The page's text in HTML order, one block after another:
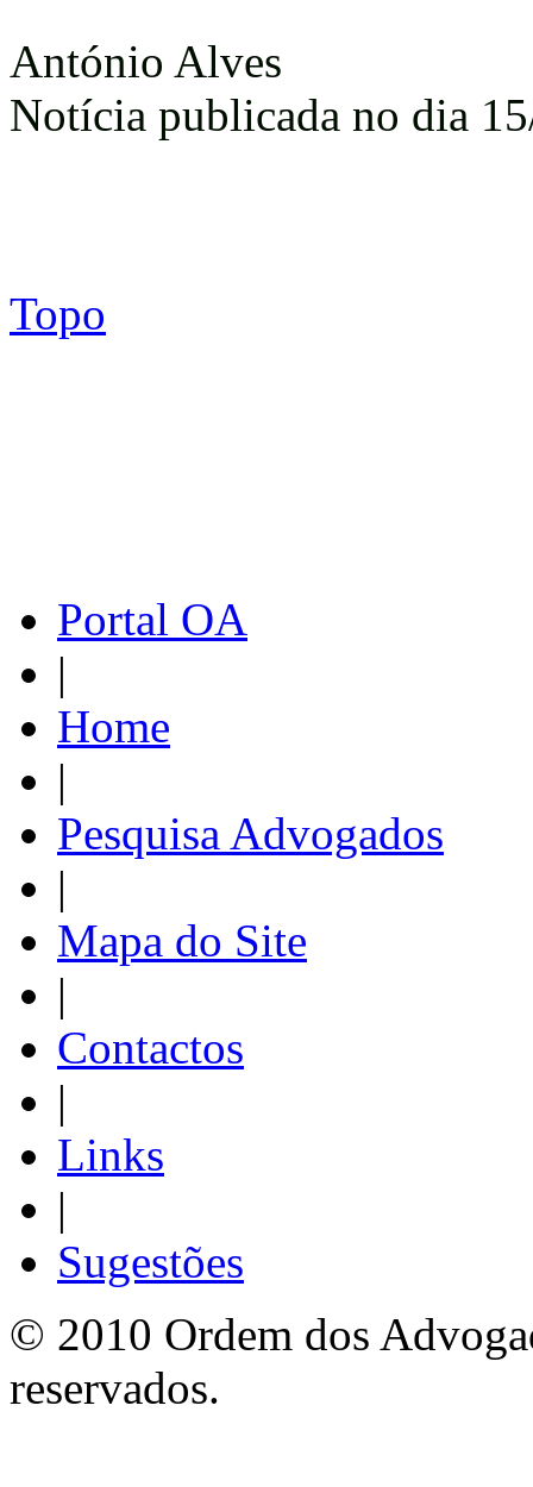
António Alves
Notícia publicada no dia
Topo
Portal OA
|
Home
|
Pesquisa Advogados
|
Mapa do Site
|
Contactos
|
Links
|
Sugestões
© 2010 Ordem dos
reservados.